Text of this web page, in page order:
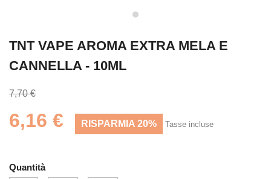
TNT VAPE AROMA EXTRA MELA E
CANNELLA - 10ML
7,70 €
6,16 € RISPARMIA 20% Tasse incluse
Quantità